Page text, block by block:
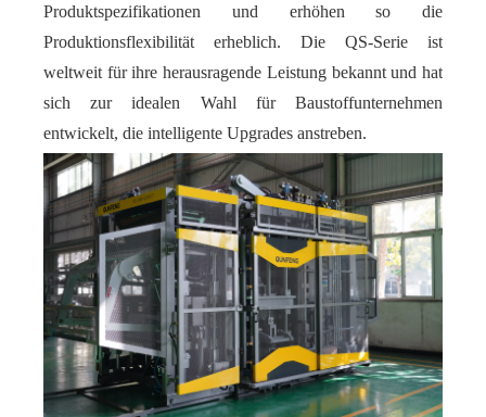
Produktspezifikationen und erhöhen so die
Produktionsflexibilität erheblich. Die QS-Serie ist
weltweit für ihre herausragende Leistung bekannt und hat
sich zur idealen Wahl für Baustoffunternehmen
entwickelt, die intelligente Upgrades anstreben.